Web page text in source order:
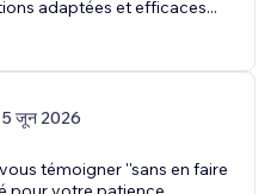
adaptées et efficaces...
5 जून 2026
témoigner ''sans en faire